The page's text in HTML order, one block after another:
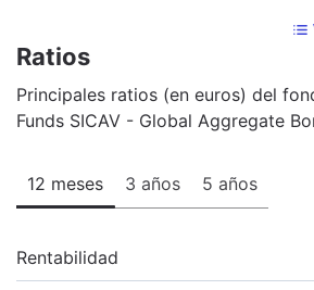
Ratios
Principales ratios (en euros) del
Funds SICAV - Global Aggregate
12 meses 3 años 5 años
Rentabilidad